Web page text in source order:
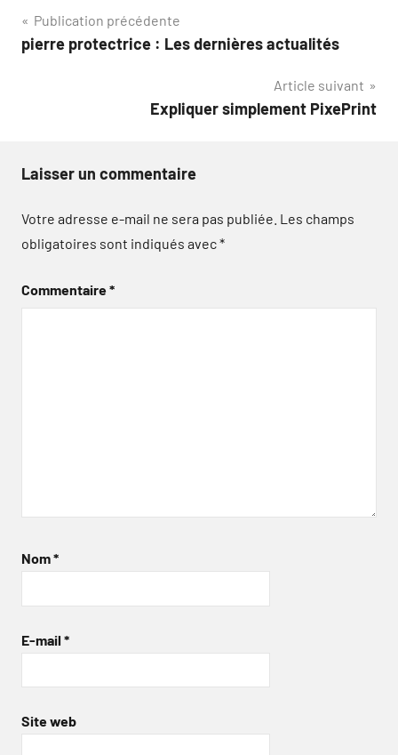
Navigation
de
Publication précédente
pierre protectrice : Les dernières actualités
Article suivant
Expliquer simplement PixePrint
Laisser un commentaire
Votre adresse e-mail ne sera pas publiée. Les champs
obligatoires sont indiqués avec*
Commentaire*
Nom*
E-mail *
Site web